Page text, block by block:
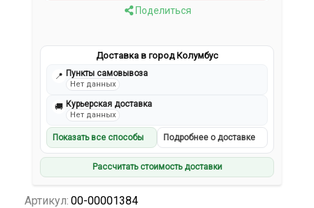
Поделиться
Доставка в город Колумбус
📍 Пункты самовывоза
Нет данных
🚚 Курьерская доставка
Нет данных
Показать все способы Подробнее о доставке
Рассчитать стоимость доставки
Артикул: 00-00001384